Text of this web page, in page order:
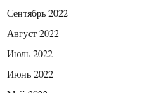
Сентябрь 2022
Август 2022
Июль 2022
Июнь 2022